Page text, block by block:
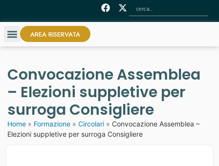
AREA RISERVATA
Convocazione Assemblea
– Elezioni suppletive per
surroga Consigliere
Home » Formazione » Circolari » Convocazione Assemblea –
Elezioni suppletive per surroga Consigliere